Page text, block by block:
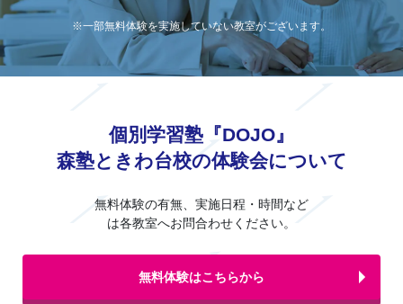
※一部無料体験を実施していない教室がございます。
個別学習塾『DOJO』
森塾ときわ台校の体験会について
無料体験の有無、実施日程・時間など
は各教室へお問合わせください。
無料体験はこちらから